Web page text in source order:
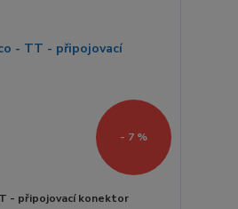
- 7 %
- připojovací konektor